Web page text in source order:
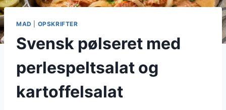
MAD OPSKRIFTER
Svensk pølseret med
perlespeltsalat og
kartoffelsalat